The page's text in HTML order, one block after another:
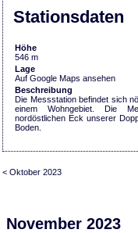
Stationsdaten
Höhe
546 m
Lage
Auf Google Maps ansehen
Beschreibung
Die Messstation befindet sich
einem Wohngebiet. Die
nordöstlichen Eck unserer
Boden.
< Oktober 2023
November 2023